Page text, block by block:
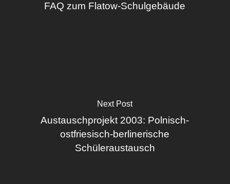
FAQ zum Flatow-Schulgebäude
Next Post
Austauschprojekt 2003: Polnisch-
ostfriesisch-berlinerische
Schüleraustausch